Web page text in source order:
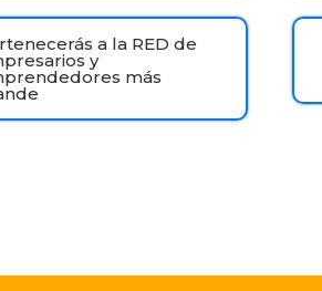
a la RED de
y
más